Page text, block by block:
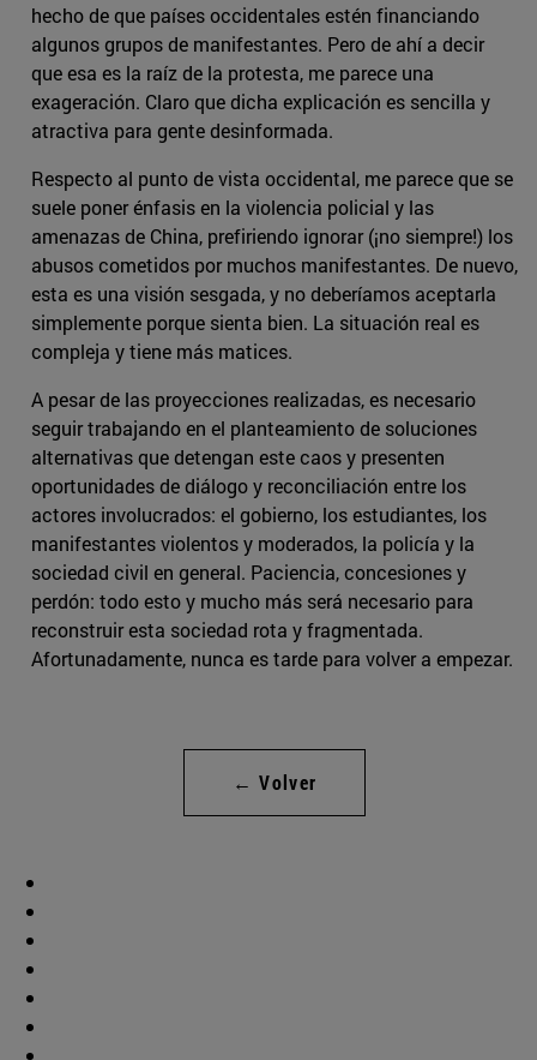
hecho de que países occidentales estén financiando
algunos grupos de manifestantes. Pero de ahí a decir
que esa es la raíz de la protesta, me parece una
exageración. Claro que dicha explicación es sencilla y
atractiva para gente desinformada.
Respecto al punto de vista occidental, me parece que se
suele poner énfasis en la violencia policial y las
amenazas de China, prefiriendo ignorar (¡no siempre!) los
abusos cometidos por muchos manifestantes. De nuevo,
esta es una visión sesgada, y no deberíamos aceptarla
simplemente porque sienta bien. La situación real es
compleja y tiene más matices.
A pesar de las proyecciones realizadas, es necesario
seguir trabajando en el planteamiento de soluciones
alternativas que detengan este caos y presenten
oportunidades de diálogo y reconciliación entre los
actores involucrados: el gobierno, los estudiantes, los
manifestantes violentos y moderados, la policía y la
sociedad civil en general. Paciencia, concesiones y
perdón: todo esto y mucho más será necesario para
reconstruir esta sociedad rota y fragmentada.
Afortunadamente, nunca es tarde para volver a empezar.
← Volver